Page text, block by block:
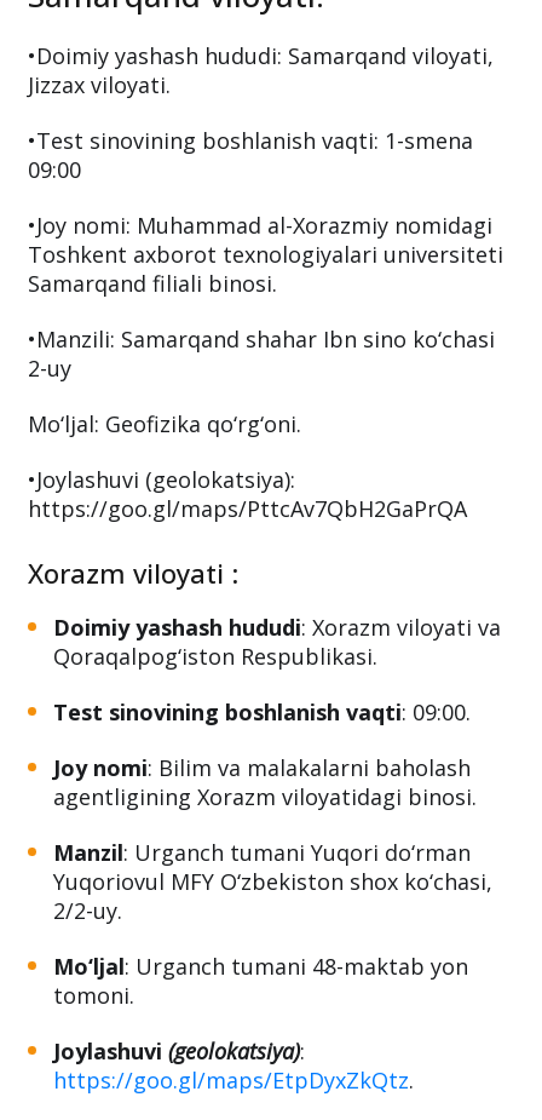
•Doimiy yashash hududi: Samarqand viloyati,
Jizzax viloyati.
•Test sinovining boshlanish vaqti: 1-smena
09:00
•Joy nomi: Muhammad al-Xorazmiy nomidagi
Toshkent axborot texnologiyalari universiteti
Samarqand filiali binosi.
•Manzili: Samarqand shahar Ibn sino ko‘chasi
2-uy
Mo‘ljal: Geofizika qo‘rg‘oni.
•Joylashuvi (geolokatsiya):
https://goo.gl/maps/PttcAv7QbH2GaPrQA
Xorazm viloyati :
Doimiy yashash hududi: Xorazm viloyati va
Qoraqalpog‘iston Respublikasi.
Test sinovining boshlanish vaqti: 09:00.
Joy nomi: Bilim va malakalarni baholash
agentligining Xorazm viloyatidagi binosi.
Manzil: Urgаnсh tumani Yuqоri dо‘rmаn
Yuqoriovul MFY O‘zbekiston shox ko‘chasi,
2/2-uy.
Mo‘ljal: Urganch tumani 48-maktab yon
tomoni.
Joylashuvi (geolokatsiya):
https://goo.gl/maps/EtpDyxZkQtz.